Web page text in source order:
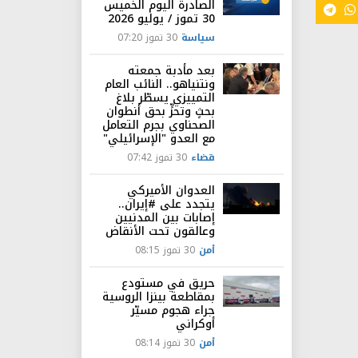
الصادرة اليوم الخميس
30 تموز / يوليو 2026
سياسة 30 تموز 07:20
بعد مأدبة جمعته
ونتنياهو.. النائب العام
التمييزي يسطّر بلاغ
بحثٍ وتحرٍّ بحق أنطوان
الصحناوي بجرم التعامل
مع العدو "الإسرائيلي"
قضاء 30 تموز 07:42
العدوان الأميركي
يتجدد على #إيران..
إصابات بين المدنيين
وعالقون تحت الأنقاض
أمن 30 تموز 08:15
حريق في مستودع
بمقاطعة بينزا الروسية
جراء هجوم مسيّر
أوكراني
أمن 30 تموز 08:14